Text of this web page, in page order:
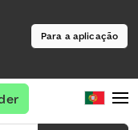
Para a aplicação